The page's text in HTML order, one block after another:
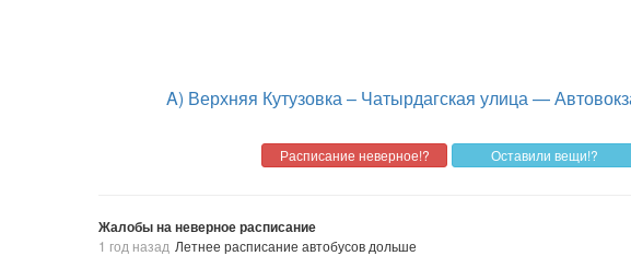
A) Верхняя Кутузовка – Чатырдагская улица —
Жалобы на неверное расписание
1 год назад Летнее расписание автобусов дольше